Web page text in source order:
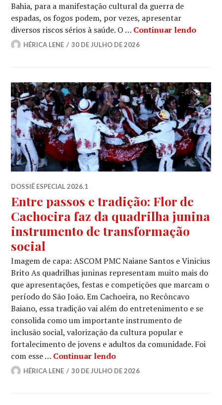
Bahia, para a manifestação cultural da guerra de
espadas, os fogos podem, por vezes, apresentar
diversos riscos sérios à saúde. O … Continuar lendoA
HÉRICA LENE 30 DE JULHO DE 2026
DOSSIÊ ESPECIAL 2026.1
Entre passos e tradição: Flor de
Cachoeira faz da quadrilha junina
instrumento de transformação
social
Imagem de capa: ASCOM PMC Naiane Santos e Vinicius
Brito As quadrilhas juninas representam muito mais do
que apresentações, festas e competições que marcam o
período do São João. Em Cachoeira, no Recôncavo
Baiano, essa tradição vai além do entretenimento e se
consolida como um importante instrumento de
inclusão social, valorização da cultura popular e
fortalecimento de jovens e adultos da comunidade. Foi
com esse … Continuar lendoEntre passos e tradição:
HÉRICA LENE 30 DE JULHO DE 2026